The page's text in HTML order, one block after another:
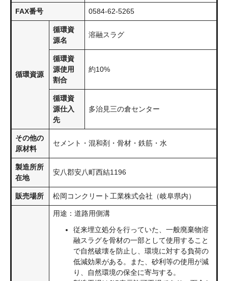
FAX番号 0584-62-5265
循環資源
循環資
源名
溶融スラグ
循環資
源使用
割合
約10%
循環資
源仕入
先
多治見三の倉センター
その他の
原材料
セメント・混和剤・骨材・鉄筋・水
製造所所
在地
安八郡安八町西結1196
販売場所 松岡コンクリート工業株式会社（岐阜県内）
用途：道路用側溝
従来埋立処分を行っていた、一般廃棄物溶
融スラグを骨材の一部として使用すること
で自然破壊を防止し、環境に対する負荷の
低減効果がある。また、砂利等の使用が減
り、自然環境の保全に寄与する。